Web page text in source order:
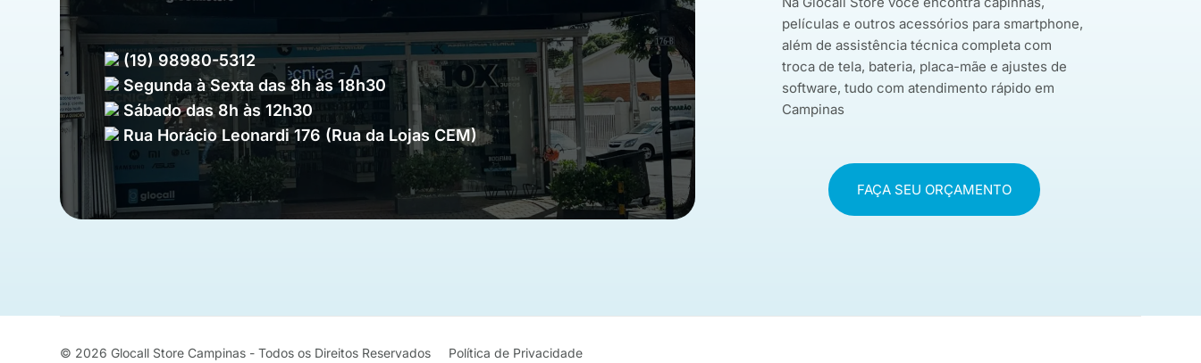
(19) 98980-5312
Segunda à Sexta das 8h às 18h30
Sábado das 8h às 12h30
Rua Horácio Leonardi 176 (Rua da Lojas CEM)
películas e outros acessórios para smartphone,
além de assistência técnica completa com
troca de tela, bateria, placa-mãe e ajustes de
software, tudo com atendimento rápido em
Campinas
FAÇA SEU ORÇAMENTO
© 2026 Glocall Store Campinas - Todos os Direitos Reservados Política de Privacidade